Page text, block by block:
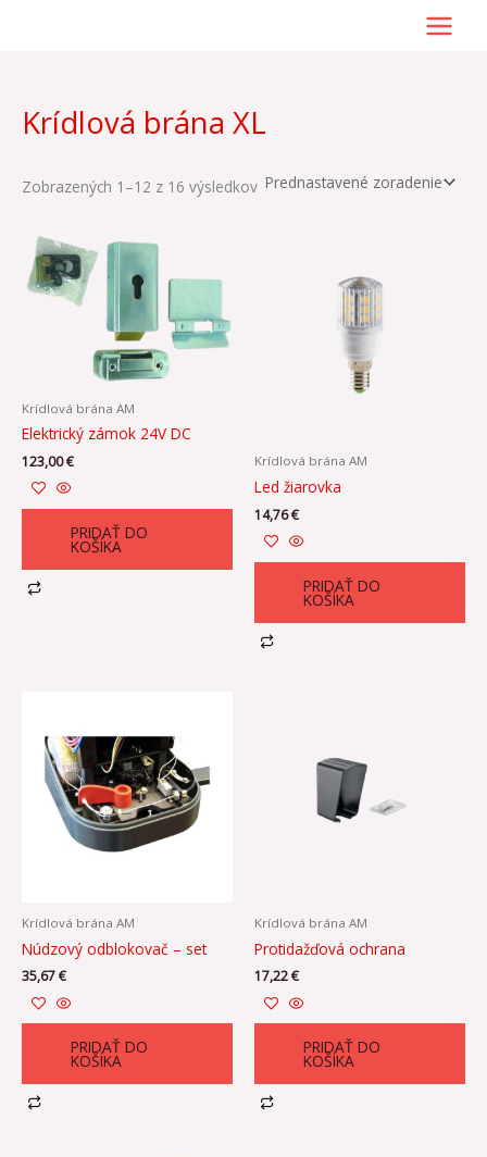
Krídlová brána XL
Zobrazených 1–12 z 16 výsledkov
Krídlová brána AM
Elektrický zámok 24V DC
123,00€
PRIDAŤ DO
KOŠÍKA
Krídlová brána AM
Led žiarovka
14,76€
PRIDAŤ DO
KOŠÍKA
Krídlová brána AM
Núdzový odblokovač – set
35,67€
PRIDAŤ DO
KOŠÍKA
Krídlová brána AM
Protidažďová ochrana
17,22€
PRIDAŤ DO
KOŠÍKA